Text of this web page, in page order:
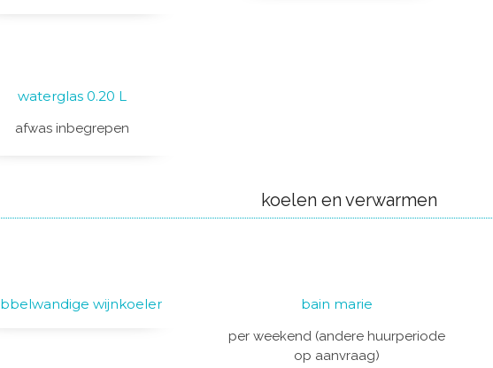
waterglas 0.20 L
afwas inbegrepen
koelen en verwarmen
wijnkoeler bain marie
per weekend (andere huurperiode
op aanvraag)